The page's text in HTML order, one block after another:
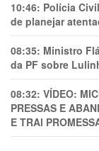
10:46: Polícia
de planejar
08:35: Ministro
da PF sobre
08:32: VÍDEO:
PRESSAS E
E TRAl